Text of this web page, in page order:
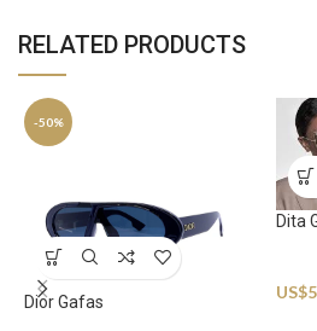
RELATED PRODUCTS
-50%
Dior Gafas
Dita
US$